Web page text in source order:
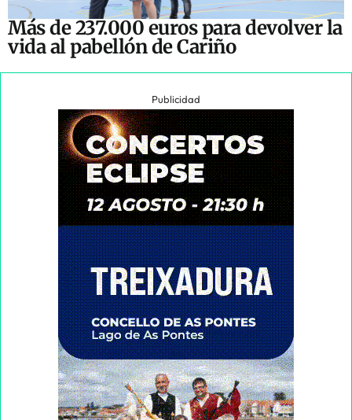
Más de 237.000 euros para devolver la
vida al pabellón de Cariño
Publicidad